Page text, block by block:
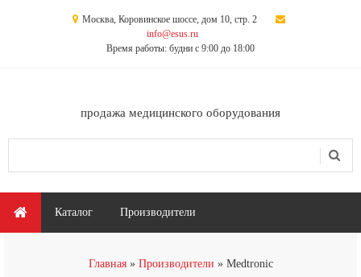
Москва, Коровинское шоссе, дом 10, стр. 2
info@esus.ru
Время работы: будни с 9:00 до 18:00
продажа медицинского оборудования
Главное меню
Каталог Производители
Главная Производители Medtronic